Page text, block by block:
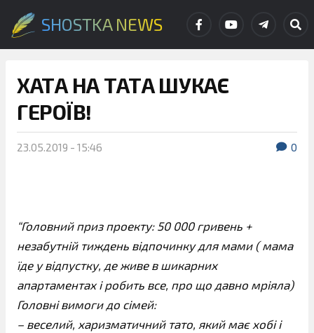
SHOSTKA NEWS
ХАТА НА ТАТА ШУКАЄ
ГЕРОЇВ!
23.05.2019 - 15:46 0
“Головний приз проекту: 50 000 гривень +
незабутній тиждень відпочинку для мами ( мама
їде у відпустку, де живе в шикарних
апартаментах і робить все, про що давно мріяла)
Головні вимоги до сімей:
– веселий, харизматичний тато, який має хобі і